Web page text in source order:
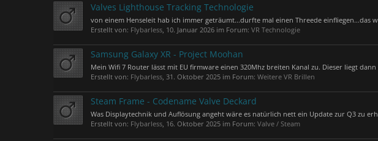
Valves Lighthouse Tracking Technologie
von einem Henseleit hab ich immer geträumt...durfte mal einen Threede einfliegen...das
Erstellt von: Flybarless, 10. Januar 2026 im Forum: VR Technologie
Samsung Galaxy XR - Project Moohan
Mein Wifi 7 Router lässt mit EU firmware einen 320Mhz breiten Kanal zu. Dieser liegt
Erstellt von: Flybarless, 31. Oktober 2025 im Forum: Weitere VR Brillen
Steam Frame - Codename Valve Deckard
Was Displaytechnik und Auflösung angeht wäre es natürlich nett ein Update zur Q3 zu
Erstellt von: Flybarless, 16. Oktober 2025 im Forum: Valve / Steam